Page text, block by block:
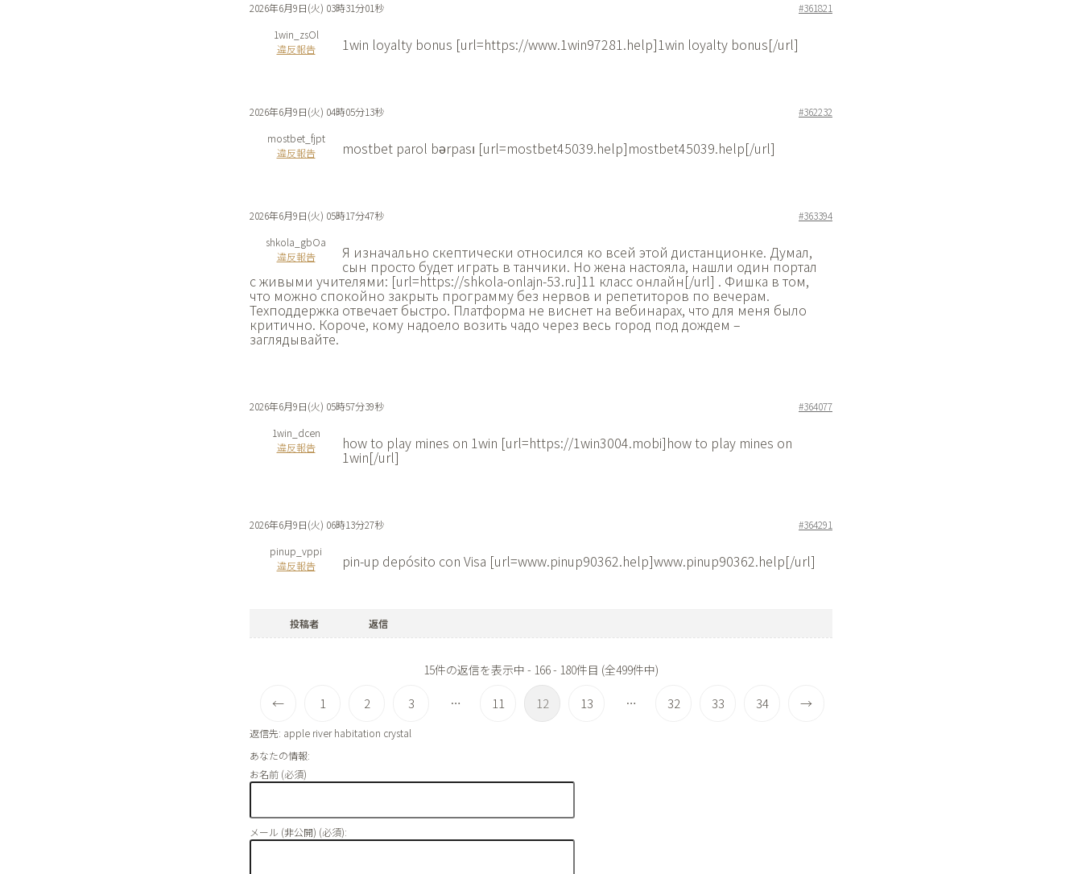
2026年6月9日(火) 03時31分01秒
#361821
1win_zsOl
違反報告
1win loyalty bonus [url=https://www.1win97281.help]1win loyalty bonus[/url]
2026年6月9日(火) 04時05分13秒
#362232
mostbet_fjpt
違反報告
mostbet parol bərpası [url=mostbet45039.help]mostbet45039.help[/url]
2026年6月9日(火) 05時17分47秒
#363394
shkola_gbOa
違反報告
Я изначально скептически относился ко всей этой дистанционке. Думал,
сын просто будет играть в танчики. Но жена настояла, нашли один портал
с живыми учителями: [url=https://shkola-onlajn-53.ru]11 класс онлайн[/url] . Фишка в том,
что можно спокойно закрыть программу без нервов и репетиторов по вечерам.
Техподдержка отвечает быстро. Платформа не виснет на вебинарах, что для меня было
критично. Короче, кому надоело возить чадо через весь город под дождем –
заглядывайте.
2026年6月9日(火) 05時57分39秒
#364077
1win_dcen
違反報告
how to play mines on 1win [url=https://1win3004.mobi]how to play mines on
1win[/url]
2026年6月9日(火) 06時13分27秒
#364291
pinup_vppi
違反報告
pin-up depósito con Visa [url=www.pinup90362.help]www.pinup90362.help[/url]
投稿者 返信
15件の返信を表示中 - 166 - 180件目 (全499件中)
← 1 2 3 … 11 12 13 … 32 33 34 →
返信先: apple river habitation crystal
あなたの情報:
お名前 (必須)
メール (非公開) (必須):